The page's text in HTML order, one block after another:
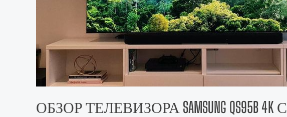
ОБЗОР ТЕЛЕВИЗОРА SAMSUNG QS95B 4K С